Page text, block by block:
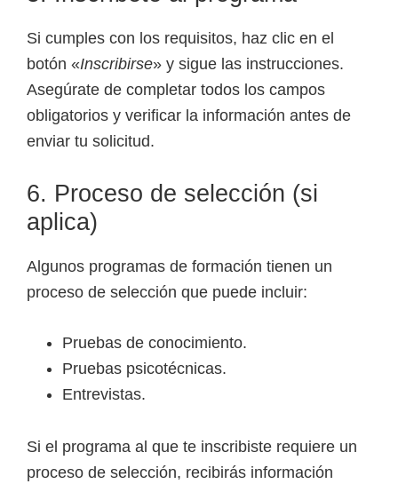
Si cumples con los requisitos, haz clic en el
botón «Inscribirse» y sigue las instrucciones.
Asegúrate de completar todos los campos
obligatorios y verificar la información antes de
enviar tu solicitud.
6. Proceso de selección (si
aplica)
Algunos programas de formación tienen un
proceso de selección que puede incluir:
Pruebas de conocimiento.
Pruebas psicotécnicas.
Entrevistas.
Si el programa al que te inscribiste requiere un
proceso de selección, recibirás información